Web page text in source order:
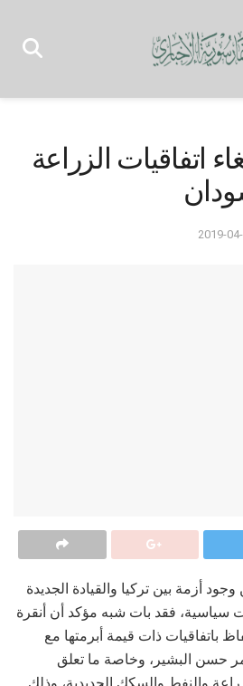
اتفاقيات الزراعة
2019-
أزمة بين تركيا والقيادة الجديدة
سياسية، فقد بات شبه مؤكد أن أنقرة
باتفاقيات ذات قيمة أبرمتها مع
حسن البشير، وخاصة ما تعلق